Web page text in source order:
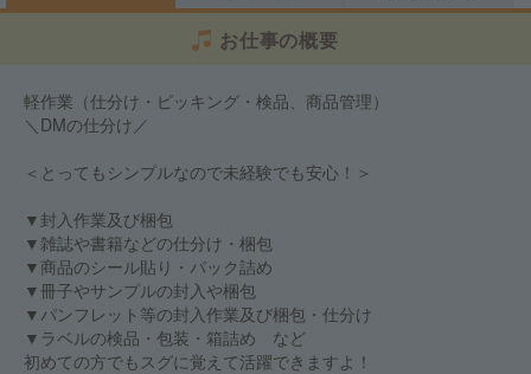
お仕事の概要
軽作業（仕分け・ピッキング・検品、商品管理）
＼DMの仕分け／
＜とってもシンプルなので未経験でも安心！＞
▼封入作業及び梱包
▼雑誌や書籍などの仕分け・梱包
▼商品のシール貼り・パック詰め
▼冊子やサンプルの封入や梱包
▼パンフレット等の封入作業及び梱包・仕分け
▼ラベルの検品・包装・箱詰め など
初めての方でもスグに覚えて活躍できますよ！